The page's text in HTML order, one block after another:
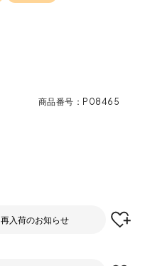
商品番号 P08465
再入荷のお知らせ